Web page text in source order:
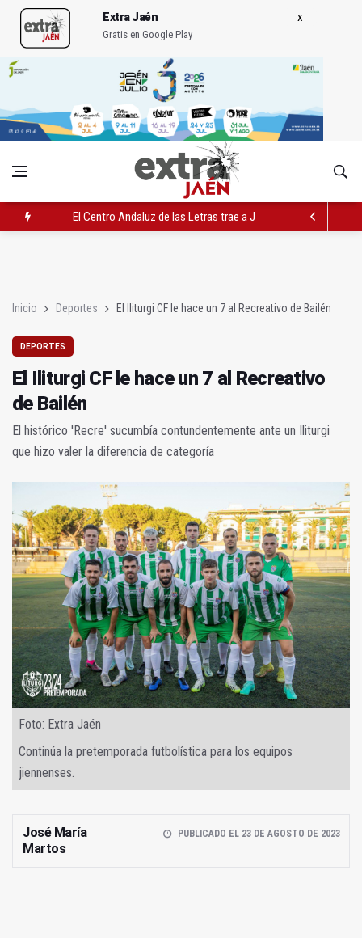
Extra Jaén
Gratis en Google Play
El Centro Andaluz de las Letras trae a Jaén al filósofo Omar
Roban joyas de la Virgen de la Fuensanta Coronada de
Inicio Deportes El Iliturgi CF le hace un 7 al Recreativo de Bailén
DEPORTES
El Iliturgi CF le hace un 7 al Recreativo
de Bailén
El histórico 'Recre' sucumbía contundentemente ante un Iliturgi
que hizo valer la diferencia de categoría
Foto: Extra Jaén
Continúa la pretemporada futbolística para los equipos
jiennenses.
José María
Martos
PUBLICADO EL 23 DE AGOSTO DE 2023